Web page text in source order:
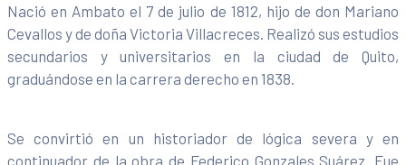
Nació en Ambato el 7 de julio de 1812, hijo de don Mariano
Cevallos y de doña Victoria Villacreces. Realizó sus estudios
secundarios y universitarios en la ciudad de Quito,
graduándose en la carrera derecho en 1838.
Se convirtió en un historiador de lógica severa y en
continuador de la obra de Federico Gonzales Suárez. Fue